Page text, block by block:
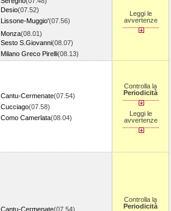
Desio(07.52)
Lissone-Muggio'(07.56)
Monza(08.01)
Sesto S.Giovanni(08.07)
Milano Greco Pirelli(08.13)
Leggi le
avvertenze
Cantu-Cermenate(07.54)
Cucciago(07.58)
Como Camerlata(08.04)
Controlla la
Periodicità
Leggi le
avvertenze
Cantu-Cermenate(07.54)
Controlla la
Periodicità